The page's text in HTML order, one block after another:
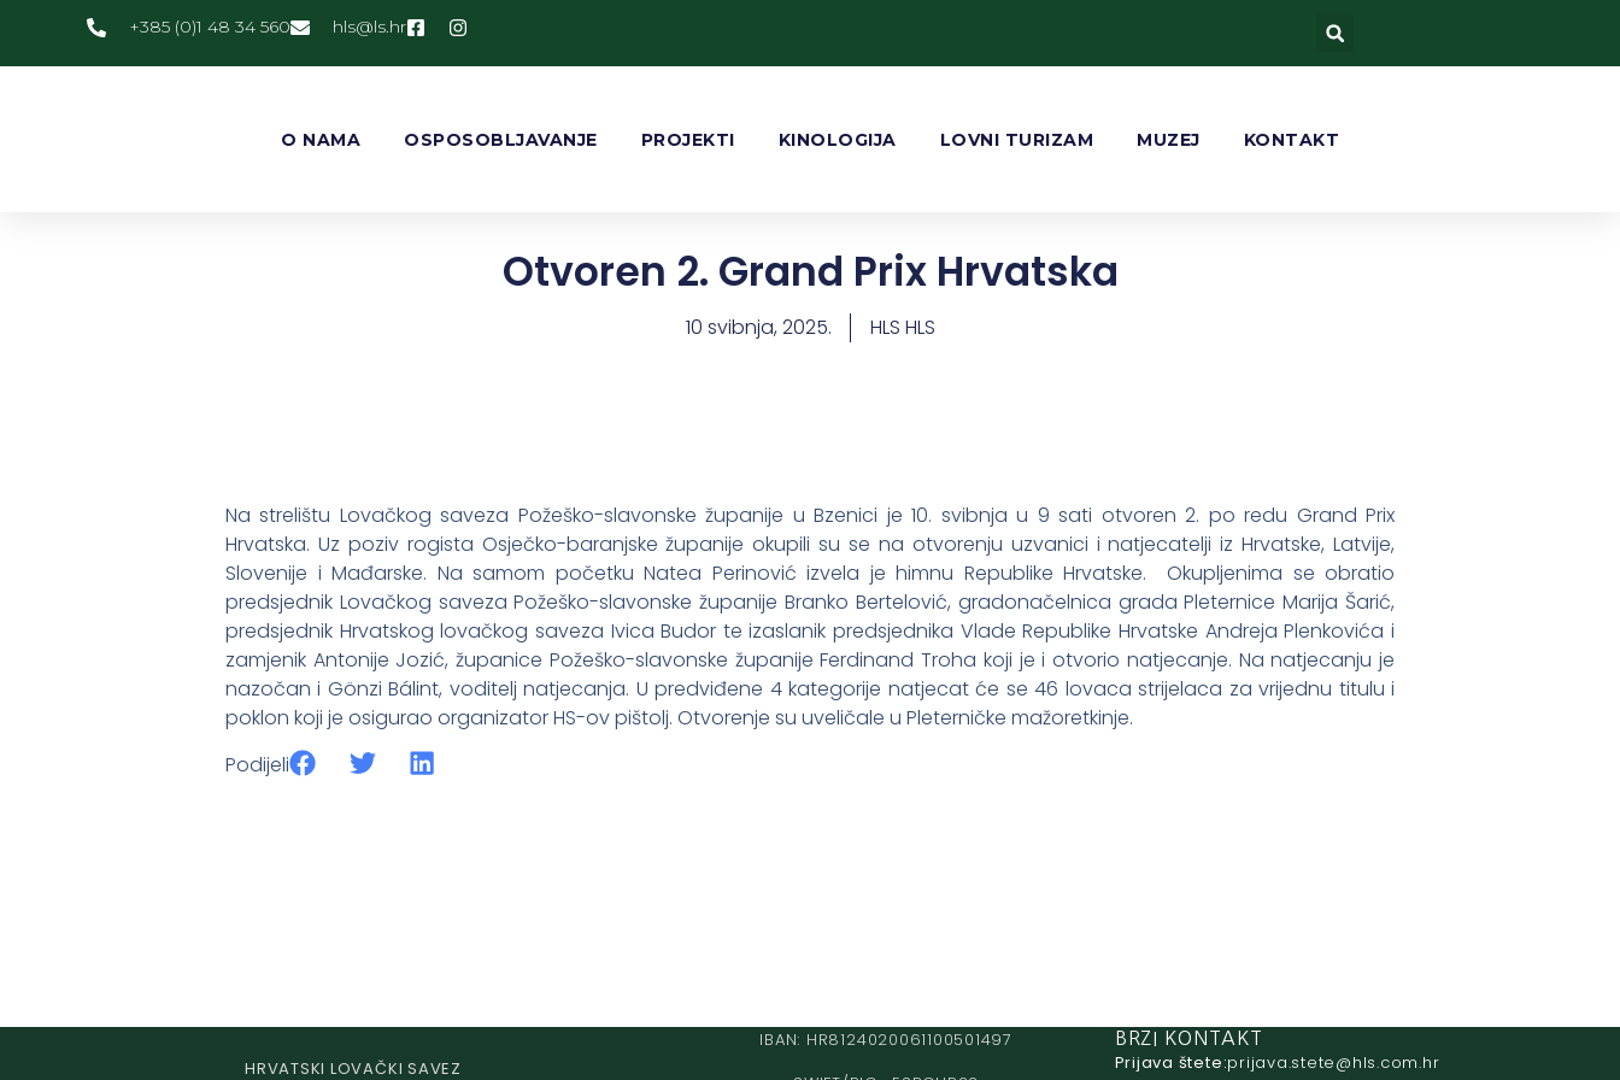
+385 (0)1 48 34 560 rh.sl
@slh
O NAMA OSPOSOBLJAVANJE PROJEKTI KINOLOGIJA LOVNI TURIZAM MUZEJ KONTAKT
Otvoren 2. Grand Prix Hrvatska
10 svibnja, 2025. HLS HLS
Na strelištu Lovačkog saveza Požeško-slavonske županije u Bzenici je 10. svibnja u 9 sati otvoren 2. po redu Grand Prix
Hrvatska. Uz poziv rogista Osječko-baranjske županije okupili su se na otvorenju uzvanici i natjecatelji iz Hrvatske, Latvije,
Slovenije i Mađarske. Na samom početku Natea Perinović izvela je himnu Republike Hrvatske. Okupljenima se obratio
predsjednik Lovačkog saveza Požeško-slavonske županije Branko Bertelović, gradonačelnica grada Pleternice Marija Šarić,
predsjednik Hrvatskog lovačkog saveza Ivica Budor te izaslanik predsjednika Vlade Republike Hrvatske Andreja Plenkovića i
zamjenik Antonije Jozić, županice Požeško-slavonske županije Ferdinand Troha koji je i otvorio natjecanje. Na natjecanju je
nazočan i Gönzi Bálint, voditelj natjecanja. U predviđene 4 kategorije natjecat će se 46 lovaca strijelaca za vrijednu titulu i
poklon koji je osigurao organizator HS-ov pištolj. Otvorenje su uveličale u Pleterničke mažoretkinje.
Podijeli
HRVATSKI LOVAČKI SAVEZ
IBAN: HR8124020061100501497
BRZI KONTAKT
Prijava štete: rh.moc.slh
@etets.avajirp